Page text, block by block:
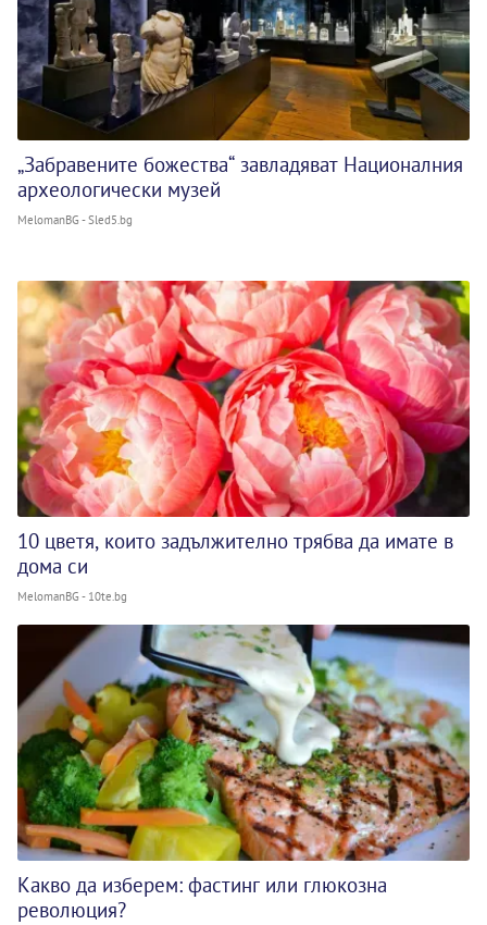
„Забравените божества“ завладяват Националния
археологически музей
MelomanBG - Sled5.bg
10 цветя, които задължително трябва да имате в
дома си
MelomanBG - 10te.bg
Какво да изберем: фастинг или глюкозна
революция?